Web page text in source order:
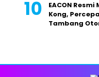
EACON
Kong,
Tambang